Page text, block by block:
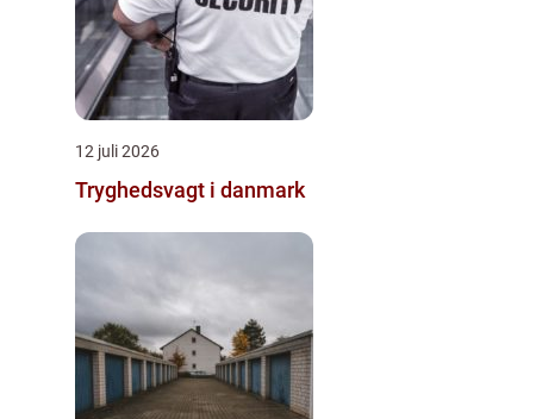
12 juli 2026
Tryghedsvagt i danmark